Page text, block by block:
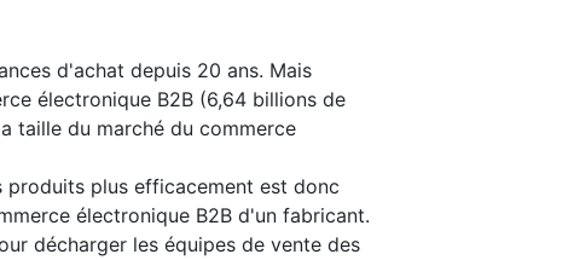
d'achat depuis 20 ans. Mais
électronique B2B (6,64 billions de
taille du marché du commerce
produits plus efficacement est donc
électronique B2B d'un fabricant.
décharger les équipes de vente des